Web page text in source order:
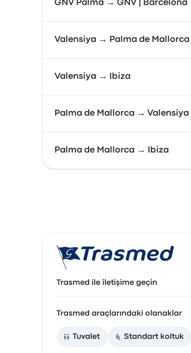
GNV Palma → GNV | Barcelona
Valensiya → Palma de Mallorca
Valensiya → Ibiza
Palma de Mallorca → Valensiya
Palma de Mallorca → Ibiza
Trasmed ile iletişime geçin
Trasmed araçlarındaki olanaklar
Tuvalet Standart koltuk